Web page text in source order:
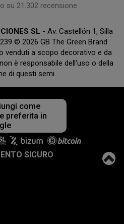
su 21.302 recensione
SL - Av. Castellón 1, Silla
© 2026 GB The Green Brand
venduti a scopo decorativo e da
è responsabile dell'uso o della
di questi semi.
come
preferita in
SICURO